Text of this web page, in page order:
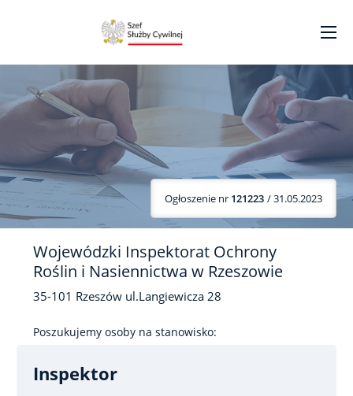
Ogłoszenie nr 121223 / 31.05.2023
Wojewódzki Inspektorat Ochrony
Roślin i Nasiennictwa w Rzeszowie
35-101 Rzeszów ul.Langiewicza 28
Poszukujemy osoby na stanowisko:
Inspektor